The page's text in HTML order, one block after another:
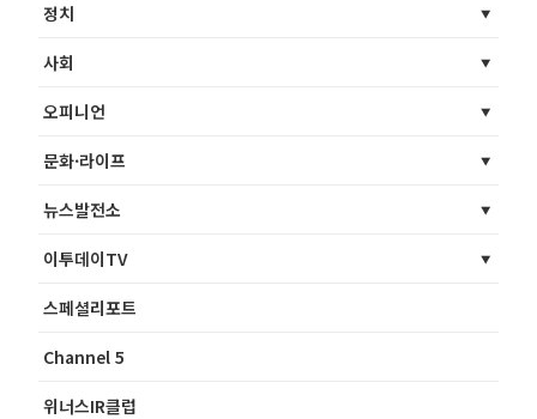
정치
사회
오피니언
문화·라이프
뉴스발전소
이투데이TV
스페셜리포트
Channel 5
위너스IR클럽